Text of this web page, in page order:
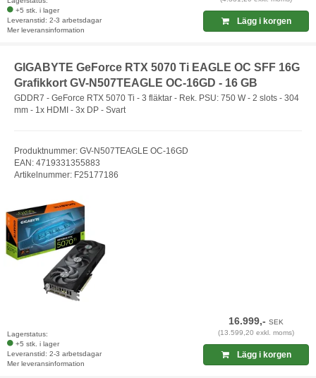
+5 stk. i lager
Leveranstid: 2-3 arbetsdagar
Mer leveransinformation
Lägg i korgen
GIGABYTE GeForce RTX 5070 Ti EAGLE OC SFF 16G
Grafikkort GV-N507TEAGLE OC-16GD - 16 GB
GDDR7 - GeForce RTX 5070 Ti - 3 fläktar - Rek. PSU: 750 W - 2 slots - 304
mm - 1x HDMI - 3x DP - Svart
Produktnummer: GV-N507TEAGLE OC-16GD
EAN: 4719331355883
Artikelnummer: F25177186
Lagerstatus:
+5 stk. i lager
Leveranstid: 2-3 arbetsdagar
Mer leveransinformation
16.999,-SEK
(13.599,20 exkl. moms)
Lägg i korgen